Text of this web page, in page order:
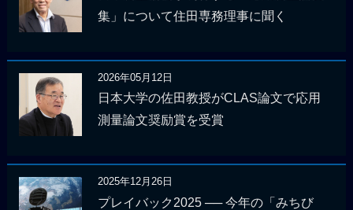
集」について住田専務理事に聞く
2026年05月12日
日本大学の佐田教授がCLAS論文で応用
測量論文奨励賞を受賞
2025年12月26日
プレイバック2025 ── 今年の「みちび